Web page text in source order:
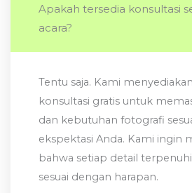
Apakah tersedia konsultasi
acara?
Tentu saja. Kami
konsultasi gratis untuk
dan kebutuhan fotografi
ekspektasi Anda. Kami ingin
bahwa setiap detail
sesuai dengan harapan.